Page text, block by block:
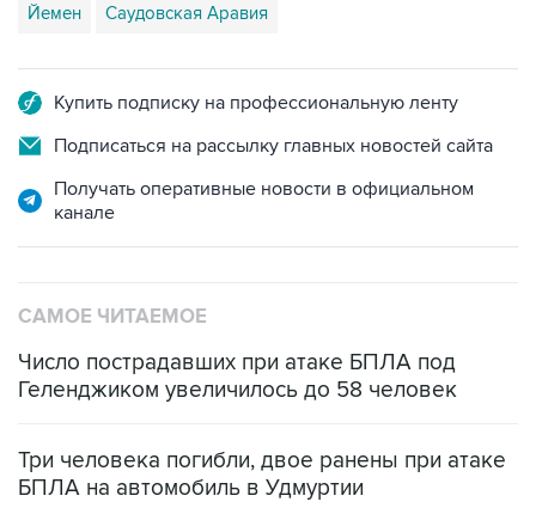
Йемен Саудовская Аравия
Купить подписку на профессиональную ленту
Подписаться на рассылку главных новостей сайта
Получать оперативные новости в официальном
канале
САМОЕ ЧИТАЕМОЕ
Число пострадавших при атаке БПЛА под
Геленджиком увеличилось до 58 человек
Три человека погибли, двое ранены при атаке
БПЛА на автомобиль в Удмуртии